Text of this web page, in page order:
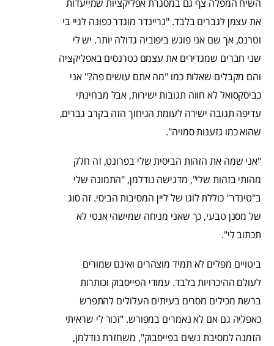
השיח המפלה צף גם במסגרת אפליקציות שמייעדות
את עצמן לגברים בלבד. "גריינדר מוגדר כפונה לגיי בי
וטרנס, אך שם אני פוגש ביפוביה גדולה יותר. יש לי
שני חברים שמגדירים את עצמם כטרנסים באפליקציה
והם מקבלים שאלות כמו "מה אתם עושים פה?" אני
כביסקסואל לא חווה תגובות ישירות, אבל מבחינתי
עדיפה תגובה ישירה לעומת הגיחוך הזה בקרב גברים,
שהוא כמו גזענות סמויה".
"אני שמה את הזהות הביסית שלי בפרונט, זה חלק
מהותי בזהות שלי", מדגישה נודלמן, "התמונה שלי
ב"טינדר" כוללת לוגו של ליין המסיבות הביסי. זה סוג
של מסנן טבעי, כך שאני מניחה שמישהי אנטי לא
תכתוב לי".
ביטויים מפלים לא תמיד מוצהרים ואינם שמורים
לעולם ההיכרויות בלבד. עמודי הפייסבוק וכותרות
ברשת מכילים מסרים בעיתים העלולים להתפרש
כאפליה גם אם לא נאמרים במפורש. "זכור לי שראיתי
הזמנה למסיבת נשים בפייסבוק", משחזרת נודלמן,